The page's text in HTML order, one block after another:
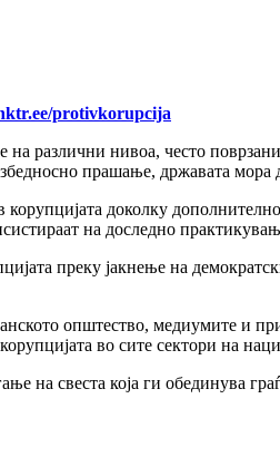
protivkorupcija
различни нивоа, често
прашање, државата
доколку
на доследно
преку јакнење на
општество, медиумите и
во сите сектори на
на свеста која ги обединува